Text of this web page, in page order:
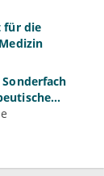
für die